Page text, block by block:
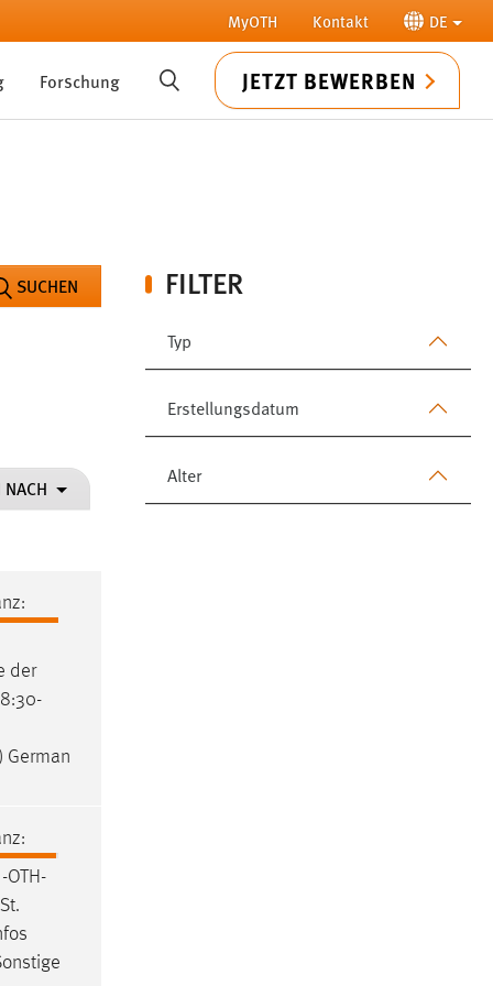
MyOTH Kontakt DE
Forschung SUCHE JETZT BEWERBEN
FILTER
Typ
Erstellungsdatum
Alter
SUCHEN
NACH
der
German
OTH-